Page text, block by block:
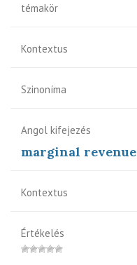
témakör
Kontextus
Szinoníma
Angol kifejezés
marginal revenue
Kontextus
Értékelés